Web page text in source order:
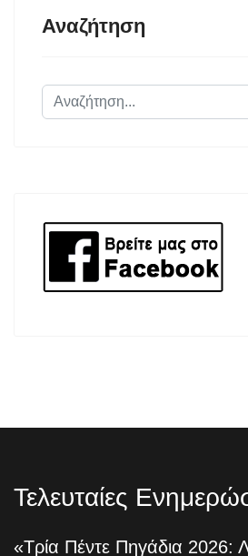
Αναζήτηση
Αναζήτηση...
Τελευταίες
«Τρία Πέντε Πηγάδια 2026: